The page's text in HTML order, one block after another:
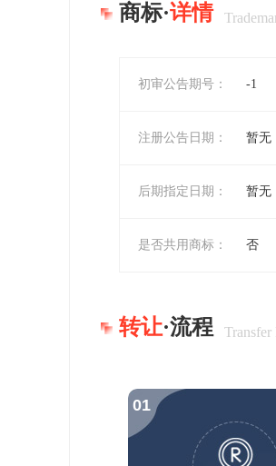
商标·详情
初审公告期号： -1
注册公告日期： 暂无
后期指定日期： 暂无
是否共用商标： 否
转让·流程 Transfer